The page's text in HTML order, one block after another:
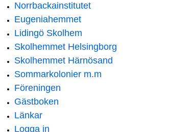
Norrbackainstitutet
Eugeniahemmet
Lidingö Skolhem
Skolhemmet Helsingborg
Skolhemmet Härnösand
Sommarkolonier m.m
Föreningen
Gästboken
Länkar
Logga in